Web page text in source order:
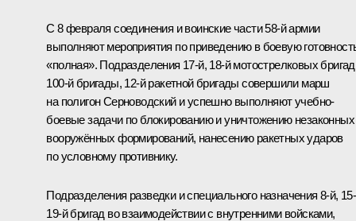
С 8 февраля соединения и воинские части 58‑й армии
выполняют мероприятия по приведению в боевую
«полная». Подразделения 17‑й, 18‑й мотострелковых
100‑й бригады, 12‑й ракетной бригады совершили марш
на полигон Серноводский и успешно выполняют учебно-
боевые задачи по блокированию и уничтожению незаконных
вооружённых формирований, нанесению ракетных ударов
по условному противнику.
Подразделения разведки и специального назначения 8‑й,
19‑й бригад во взаимодействии с внутренними войсками,